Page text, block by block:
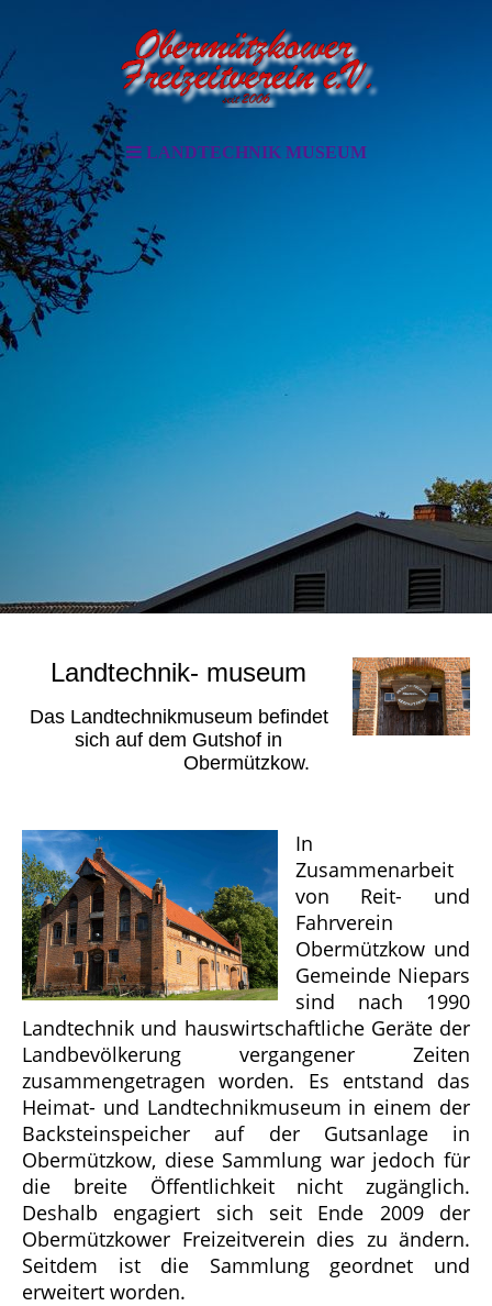
LANDTECHNIK MUSEUM
Landtechnik- museum
Das Landtechnikmuseum befindet
sich auf dem Gutshof in
Obermützkow.
In
Zusammenarbeit
von Reit- und
Fahrverein
Obermützkow und
Gemeinde Niepars
sind nach 1990
Landtechnik und hauswirtschaftliche Geräte der
Landbevölkerung vergangener Zeiten
zusammengetragen worden. Es entstand das
Heimat- und Landtechnikmuseum in einem der
Backsteinspeicher auf der Gutsanlage in
Obermützkow, diese Sammlung war jedoch für
die breite Öffentlichkeit nicht zugänglich.
Deshalb engagiert sich seit Ende 2009 der
Obermützkower Freizeitverein dies zu ändern.
Seitdem ist die Sammlung geordnet und
erweitert worden.